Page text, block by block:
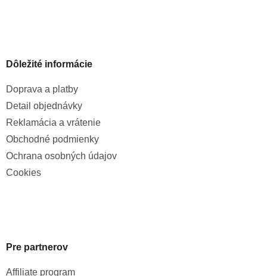
Dôležité informácie
Doprava a platby
Detail objednávky
Reklamácia a vrátenie
Obchodné podmienky
Ochrana osobných údajov
Cookies
Pre partnerov
Affiliate program